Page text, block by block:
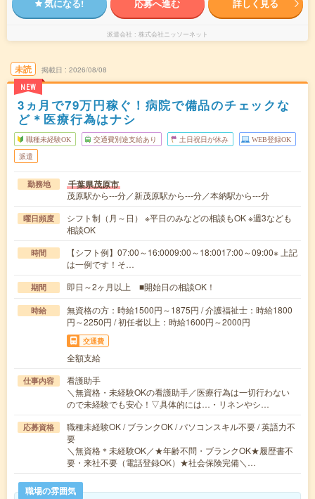
気になる! 応募へ進む 詳しく見る
派遣会社 株式会社ニッソーネット
未読
NEW
掲載日 2026/08/08
3ヵ月で79万円稼ぐ！病院で備品のチェックな
ど＊医療行為はナシ
職種未経験OK 交通費別途支給あり 土日祝日が休み WEB登録OK
派遣
勤務地 千葉県茂原市
茂原駅から---分／新茂原駅から---分／本納駅から---分
曜日頻度
シフト制（月～日） ※平日のみなどの相談もOK ※週3なども
相談OK
時間
【シフト例】07:00～16:0009:00～18:0017:00～09:00※ 上記
は一例です！そ…
期間 即日～2ヶ月以上 ■開始日の相談OK！
時給
無資格の方：時給1500円～1875円 / 介護福祉士：時給1800
円～2250円 / 初任者以上：時給1600円～2000円
交通費
全額支給
仕事内容
看護助手
＼無資格・未経験OKの看護助手／医療行為は一切行わない
ので未経験でも安心！▽具体的には…・リネンやシ…
応募資格
職種未経験OK / ブランクOK / パソコンスキル不要 / 英語力不
要
＼無資格＊未経験OK／★年齢不問・ブランクOK★履歴書不
要・来社不要（電話登録OK）★社会保険完備＼…
職場の雰囲気